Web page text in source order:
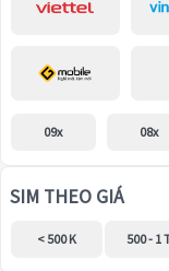
09x 08x
SIM THEO GIÁ
< 500 K 500 - 1